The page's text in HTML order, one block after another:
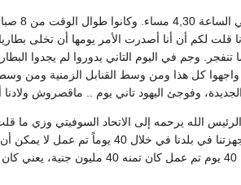
الزمنية وبتركيز بـ 264 طيارة. تذكروا إن أنا قلت لكم أن أنا أصدرت
تنفجر. وجم في اليوم التاني يدوروا لم يجدوا
وفوجئ اليهود تاني يوم .. ماقصروش ولادنا
وسافر الرئيس الله يرحمه إلى الاتحاد السوفيتي
الشريف .. قدموا لنا صواريخ سام 2 علشان حماية العمق،
شركاتنا كلها مهندسينا كلهم بيشتغلوا في بناء